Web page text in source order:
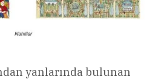
yanlarında bulunan